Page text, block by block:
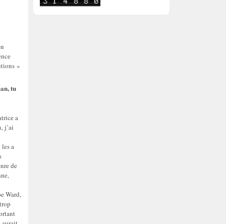
»
tu
a
j’ai
a
de
Ward,